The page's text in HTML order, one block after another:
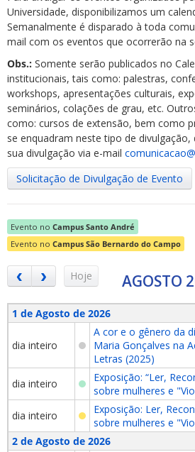
Universidade, disponibilizamos um
Semanalmente é disparado à toda
mail com os eventos que ocorrerão na
Obs.: Somente serão publicados no
institucionais, tais como: palestras,
workshops, apresentações culturais,
seminários, colações de grau, etc.
como: cursos de extensão, bem como
se enquadram neste tipo de
sua divulgação via e-mail
Solicitação de Divulgação de Evento
Evento no Campus Santo André
Evento no Campus São Bernardo do Campo
Hoje AGOSTO
1 de Agosto de 2026
dia inteiro
A cor e o gênero da
Maria Gonçalves na
Letras (2025)
dia inteiro
Exposição: “Ler,
sobre mulheres e
dia inteiro
Exposição: Ler,
sobre mulheres e
2 de Agosto de 2026